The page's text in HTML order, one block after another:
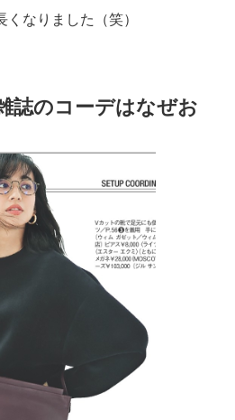
なりました（笑）
誌のコーデはなぜお